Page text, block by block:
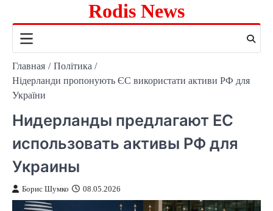
содержимому
Rodis News
Главная
Політика
Нідерланди пропонують ЄС використати активи РФ для
України
Нидерланды предлагают ЕС
использовать активы РФ для
Украины
Борис Шумко 08.05.2026